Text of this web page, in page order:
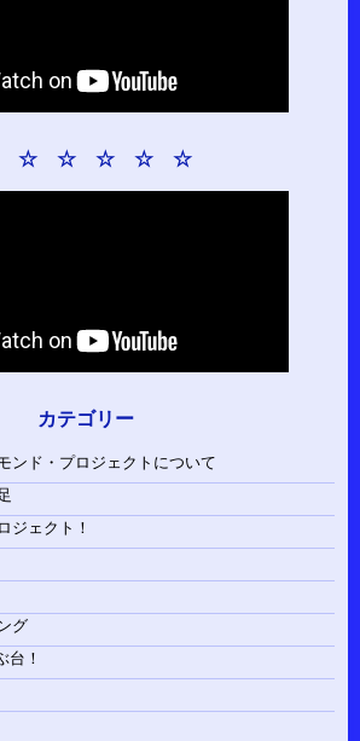
☆ ☆ ☆ ☆
カテゴリー
ンド・プロジェクトについて
ジェクト！
グ
台！